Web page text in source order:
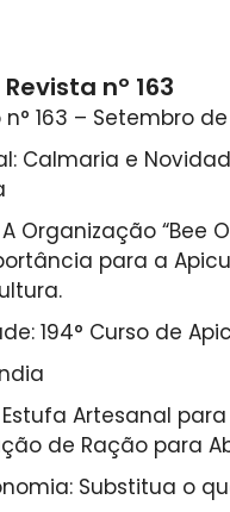
nº 163
163 – Setembro de
Calmaria e
Organização “Bee
para a
194° Curso de
Artesanal para
de Ração para
Substitua o